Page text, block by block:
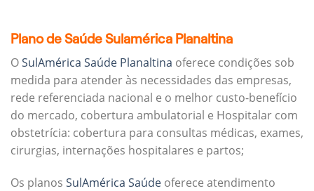
Plano de Saúde Sulamérica Planaltina
OSulAmérica Saúde Planaltina oferece condições sob
medida para atender às necessidades das empresas,
rede referenciada nacional e o melhor custo-benefício
do mercado, cobertura ambulatorial e Hospitalar com
obstetrícia: cobertura para consultas médicas, exames,
cirurgias, internações hospitalares e partos;
Os planos SulAmérica Saúde oferece atendimento